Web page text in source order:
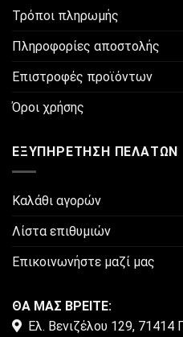
Τρόποι πληρωμής
Πληροφορίες αποστολής
Επιστροφές προϊόντων
Όροι χρήσης
ΕΞΥΠΗΡΈΤΗΣΗ ΠΕΛΑΤΏΝ
Καλάθι αγορών
Λίστα επιθυμιών
Επικοινωνήστε μαζί μας
ΘΑ ΜΑΣ ΒΡΕΙΤΕ:
Ελ. Βενιζέλου 129, 71414